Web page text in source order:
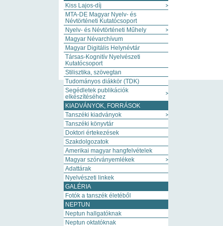
Kiss Lajos-díj
MTA-DE Magyar Nyelv- és
Névtörténeti Kutatócsoport
Nyelv- és Névtörténeti Műhely
Magyar Névarchívum
Magyar Digitális Helynévtár
Társas-Kognitív Nyelvészeti
Kutatócsoport
Stilisztika, szövegtan
Tudományos diákkör (TDK)
Segédletek publikációk
elkészítéséhez
KIADVÁNYOK, FORRÁSOK
Tanszéki kiadványok
Tanszéki könyvtár
Doktori értekezések
Szakdolgozatok
Amerikai magyar hangfelvételek
Magyar szórványemlékek
Adattárak
Nyelvészeti linkek
GALÉRIA
Fotók a tanszék életéből
NEPTUN
Neptun hallgatóknak
Neptun oktatóknak